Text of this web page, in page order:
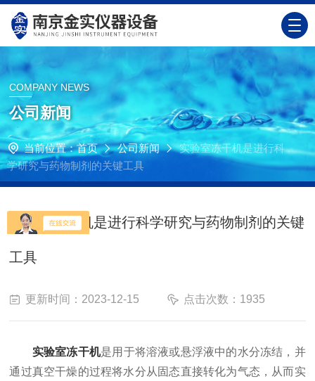
COMPANY NEWS
公司新闻
当前位置：首页 公司新闻
实验室冻干机是进行科
学研究与药物制剂的关键工具
实验室冻干机是进行科学研究与药物制剂的关键
工具
更新时间：2023-12-15 点击次数：1935
实验室冻干机是用于将溶液或悬浮液中的水分冻结，并
通过真空干燥的过程将水分从固态直接转化为气态，从而实